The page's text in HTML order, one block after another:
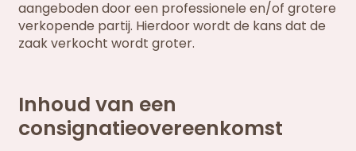
aangeboden door een professionele en/of grotere
verkopende partij. Hierdoor wordt de kans dat de
zaak verkocht wordt groter.
Inhoud van een
consignatieovereenkomst